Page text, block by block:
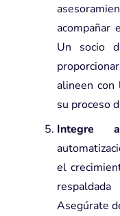
acompañar
Un socio
alineen con
su proceso
Integre
el
Asegúrate